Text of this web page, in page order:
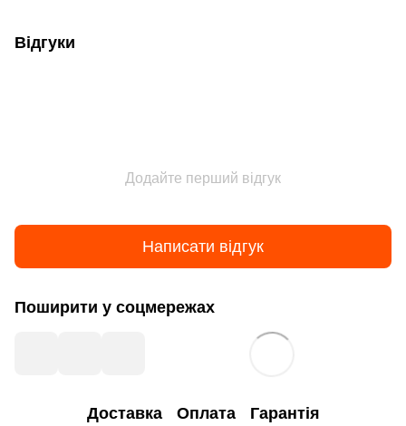
Відгуки
Додайте перший відгук
Написати відгук
Поширити у соцмережах
Доставка Оплата Гарантія